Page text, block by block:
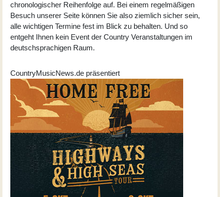
chronologischer Reihenfolge auf. Bei einem regelmäßigen
Besuch unserer Seite können Sie also ziemlich sicher sein,
alle wichtigen Termine fest im Blick zu behalten. Und so
entgeht Ihnen kein Event der Country Veranstaltungen im
deutschsprachigen Raum.
CountryMusicNews.de präsentiert